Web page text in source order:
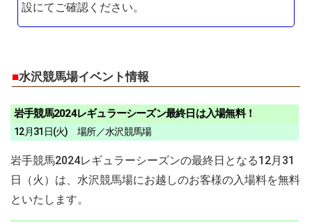
設にてご確認ください。
■水沢競馬場イベント情報
岩手競馬2024レギュラーシーズン最終日は入場無料！
12月31日(火) 場所／水沢競馬場
岩手競馬2024レギュラーシーズンの最終日となる12月31
日（火）は、水沢競馬場にお越しのお客様の入場料を無料
といたします。